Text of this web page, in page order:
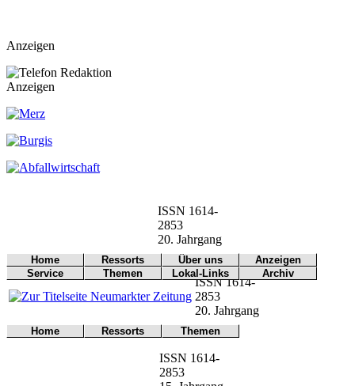
Anzeigen
Anzeigen
ISSN 1614-
2853
20. Jahrgang
Home
Titelseite
Kontakt
Ressorts
Politik
Kultur
Wirtschaft
Polizei
Über uns
Redaktion
Impressum
Kontakt
Anzeigen
Werbung
Service
Wetter
Bücher
Themen
CSU
Gesundheit
Lokal-Links
Übersicht
Archiv
Dokumen-
ISSN 1614-
2853
20. Jahrgang
Home
Ressorts
Themen
Verkehr
Gericht
ISSN 1614-
2853